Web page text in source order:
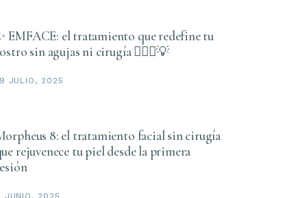
EMFACE: el tratamiento que redefine tu
sin agujas ni cirugía 💆🏻‍♀️💡
JULIO, 2025
8: el tratamiento facial sin cirugía
rejuvenece tu piel desde la primera
JUNIO, 2025